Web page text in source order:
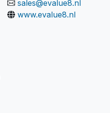
sales@evalue8.nl
www.evalue8.nl